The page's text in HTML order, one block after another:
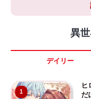
異
デイリー
1
ヒ
だ